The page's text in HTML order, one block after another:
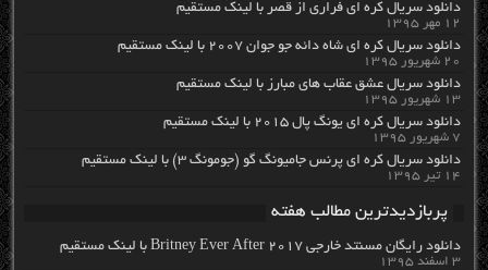
دانلود سریال کره ای فراری از قصر با لینک مستقیم
۱۲ مهر ۱۳۹۵
دانلود سریال کره ای شاه دائه جو جوان ۲۰۰۷ با لینک مستقیم
۲۰ شهریور ۱۳۹۵
دانلود سریال عشق عقاب های مبارز با لینک مستقیم
۱۳ شهریور ۱۳۹۵
دانلود سریال کره ای یونگ پال ۲۰۱۵ با لینک مستقیم
۷ شهریور ۱۳۹۵
دانلود سریال کره ای پرنس جامیونگ گو (جومونگ ۳) با لینک مستقیم
۱۴ تیر ۱۳۹۵
پربازدیدترین مطالب هفته
دانلود رایگان مسنتد خارجی Britney Ever After 2017 با لینک مستقیم
۳ اسفند ۱۳۹۵